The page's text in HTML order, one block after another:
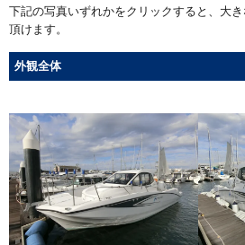
下記の写真いずれかをクリックすると、大
頂けます。
外観全体